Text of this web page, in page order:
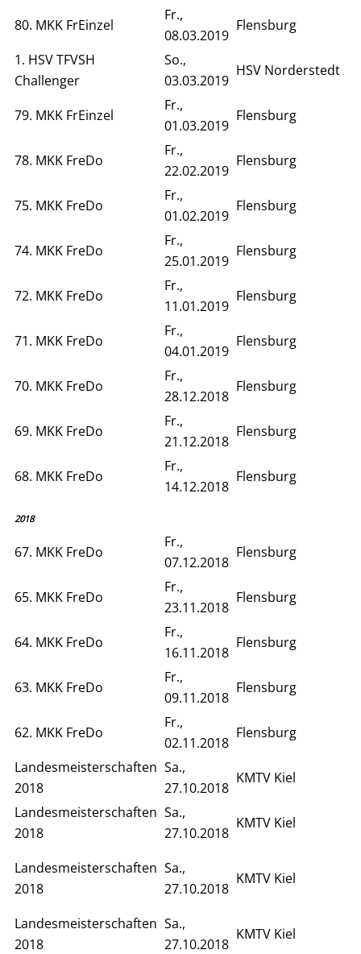
80. MKK FrEinzel
Fr.,
08.03.2019
Flensburg
1. HSV TFVSH
Challenger
So.,
03.03.2019
HSV Norderstedt
79. MKK FrEinzel
Fr.,
01.03.2019
Flensburg
78. MKK FreDo
Fr.,
22.02.2019
Flensburg
75. MKK FreDo
Fr.,
01.02.2019
Flensburg
74. MKK FreDo
Fr.,
25.01.2019
Flensburg
72. MKK FreDo
Fr.,
11.01.2019
Flensburg
71. MKK FreDo
Fr.,
04.01.2019
Flensburg
70. MKK FreDo
Fr.,
28.12.2018
Flensburg
69. MKK FreDo
Fr.,
21.12.2018
Flensburg
68. MKK FreDo
Fr.,
14.12.2018
Flensburg
2018
67. MKK FreDo
Fr.,
07.12.2018
Flensburg
65. MKK FreDo
Fr.,
23.11.2018
Flensburg
64. MKK FreDo
Fr.,
16.11.2018
Flensburg
63. MKK FreDo
Fr.,
09.11.2018
Flensburg
62. MKK FreDo
Fr.,
02.11.2018
Flensburg
Landesmeisterschaften
2018
Sa.,
27.10.2018
KMTV Kiel
Landesmeisterschaften
2018
Sa.,
27.10.2018
KMTV Kiel
Landesmeisterschaften
2018
Sa.,
27.10.2018
KMTV Kiel
Landesmeisterschaften
2018
Sa.,
27.10.2018
KMTV Kiel